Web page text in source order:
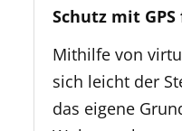
Schutz mit
Mithilfe von
sich leicht der
das eigene